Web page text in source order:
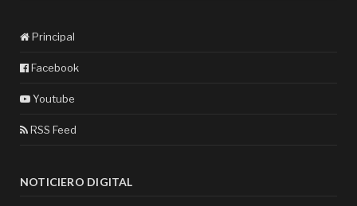
Principal
Facebook
Youtube
RSS Feed
NOTICIERO DIGITAL